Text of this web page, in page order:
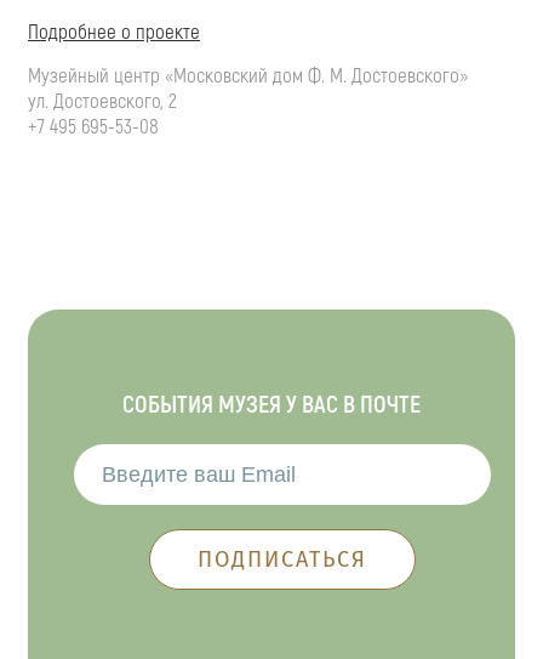
Подробнее о проекте
Музейный центр «Московский дом Ф. М. Достоевского»
ул. Достоевского, 2
+7 495 695-53-08
СОБЫТИЯ МУЗЕЯ У ВАС В ПОЧТЕ